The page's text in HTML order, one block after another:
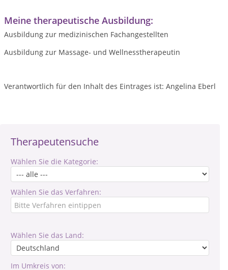
Therapeutensuche
Wählen Sie die Kategorie:
Wählen Sie das Verfahren:
Wählen Sie das Land:
Im Umkreis von:
Meine therapeutische Ausbildung:
Ausbildung zur medizinischen Fachangestellten
Ausbildung zur Massage- und Wellnesstherapeutin
Verantwortlich für den Inhalt des Eintrages ist: Angelina Eberl